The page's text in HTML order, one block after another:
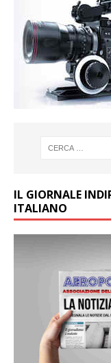
IL GIORNALE
ITALIANO